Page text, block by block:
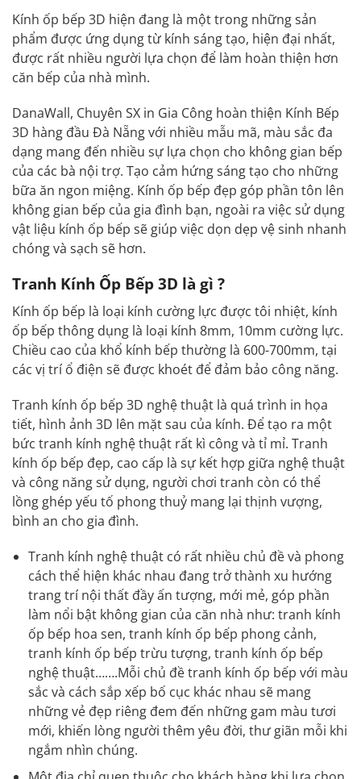
Kính ốp bếp 3D hiện đang là một trong những sản
phẩm được ứng dụng từ kính sáng tạo, hiện đại nhất,
được rất nhiều người lựa chọn để làm hoàn thiện hơn
căn bếp của nhà mình.
DanaWall, Chuyên SX in Gia Công hoàn thiện Kính Bếp
3D hàng đầu Đà Nẵng với nhiều mẫu mã, màu sắc đa
dạng mang đến nhiều sự lựa chọn cho không gian bếp
của các bà nội trợ. Tạo cảm hứng sáng tạo cho những
bữa ăn ngon miệng. Kính ốp bếp đẹp góp phần tôn lên
không gian bếp của gia đình bạn, ngoài ra việc sử dụng
vật liệu kính ốp bếp sẽ giúp việc dọn dẹp vệ sinh nhanh
chóng và sạch sẽ hơn.
Tranh Kính Ốp Bếp 3D là gì ?
Kính ốp bếp là loại kính cường lực được tôi nhiệt, kính
ốp bếp thông dụng là loại kính 8mm, 10mm cường lực.
Chiều cao của khổ kính bếp thường là 600-700mm, tại
các vị trí ổ điện sẽ được khoét để đảm bảo công năng.
Tranh kính ốp bếp 3D nghệ thuật là quá trình in họa
tiết, hình ảnh 3D lên mặt sau của kính. Để tạo ra một
bức tranh kính nghệ thuật rất kì công và tỉ mỉ. Tranh
kính ốp bếp đẹp, cao cấp là sự kết hợp giữa nghệ thuật
và công năng sử dụng, người chơi tranh còn có thể
lồng ghép yếu tố phong thuỷ mang lại thịnh vượng,
bình an cho gia đình.
Tranh kính nghệ thuật có rất nhiều chủ đề và phong
cách thể hiện khác nhau đang trở thành xu hướng
trang trí nội thất đầy ấn tượng, mới mẻ, góp phần
làm nổi bật không gian của căn nhà như: tranh kính
ốp bếp hoa sen, tranh kính ốp bếp phong cảnh,
tranh kính ốp bếp trừu tượng, tranh kính ốp bếp
nghệ thuật…….Mỗi chủ đề tranh kính ốp bếp với màu
sắc và cách sắp xếp bố cục khác nhau sẽ mang
những vẻ đẹp riêng đem đến những gam màu tươi
mới, khiến lòng người thêm yêu đời, thư giãn mỗi khi
ngắm nhìn chúng.